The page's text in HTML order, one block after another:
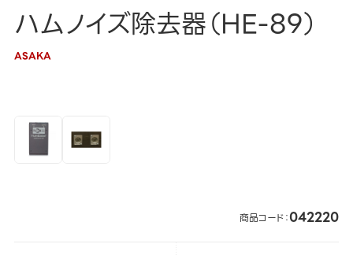
ハムノイズ除去器（HE-89）
ASAKA
商品コード：042220